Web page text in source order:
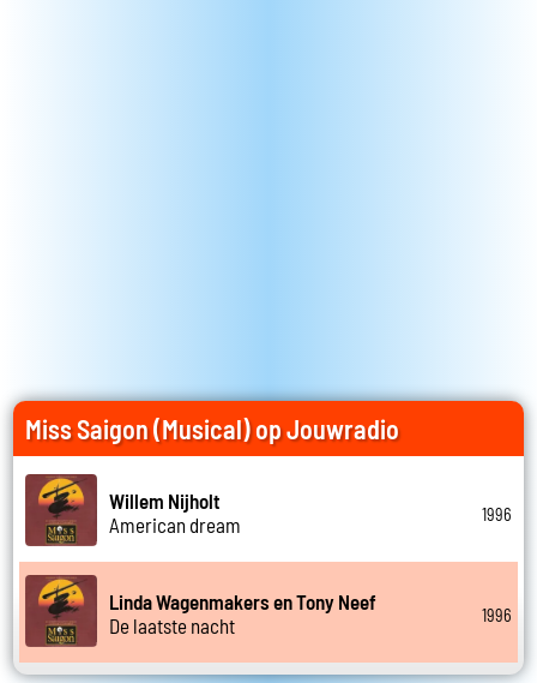
Miss Saigon (Musical) op Jouwradio
Willem Nijholt
American dream
1996
Linda Wagenmakers en Tony Neef
De laatste nacht
1996